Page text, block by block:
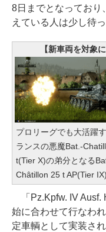
8日までとなっており
えている人は少し待
【新車両を対象
プロリーグでも大活躍
ランスの悪魔Bat.-
t(Tier X)の弟分となる
Châtillon 25 t AP(Tier IX)
「Pz.Kpfw. IV Ausf.
始に合わせて行なわ
定車輌として実装さ